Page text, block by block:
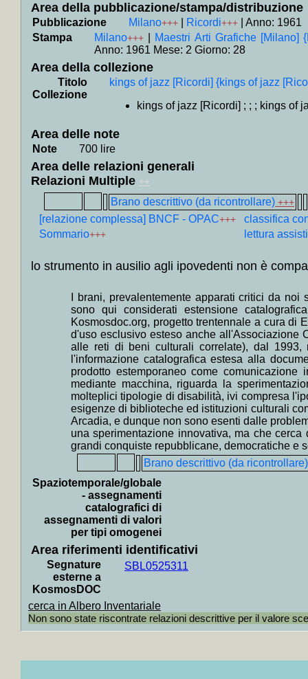
+
+++
+
+
Filippo,
+
+
+
Balzac
+
+
+
Alvaro,
+
+
+
Area della pubblicazione/stampa/distribuzione
Pubblicazione Milano+++ Ricordi+++
Anno: 1961
Stampa
Milano+++
Maestri Arti Grafiche [Milano]
Anno: 1961 Mese: 2 Giorno: 28
Area della collezione
Titolo
Collezione
kings of jazz [Ricordi] {kings of jazz
kings of jazz [Ricordi] ; ; ; kings of
Area delle note
Note 700 lire
Area delle relazioni generali
Relazioni Multiple ++
Brano descrittivo (da ricontrollare) +++
[relazione complessa] BNCF - OPAC+++
classifica
Sommario+++ lettura
lo strumento in ausilio agli ipovedenti non è
I brani, prevalentemente apparati critici da
sono qui considerati estensione
Kosmosdoc.org, progetto trentennale a cura di
d'uso esclusivo esteso anche all'Associazione
alle reti di beni culturali correlate), dal 1993,
l'informazione catalografica estesa alla
prodotto estemporaneo come
mediante macchina, riguarda la
molteplici tipologie di disabilità, ivi compresa
esigenze di biblioteche ed istituzioni culturali
Arcadia, e dunque non sono esenti dalle
una sperimentazione innovativa, ma che
grandi conquiste repubblicane, democratiche e
Brano descrittivo (da ricontrollare)
Spaziotemporale/globale
- assegnamenti
catalografici di
assegnamenti di valori
per tipi omogenei
Area riferimenti identificativi
Segnature
esterne a
KosmosDOC
SBL0525311
cerca in Albero Inventariale
Non sono state riscontrate relazioni descrittive per il valore